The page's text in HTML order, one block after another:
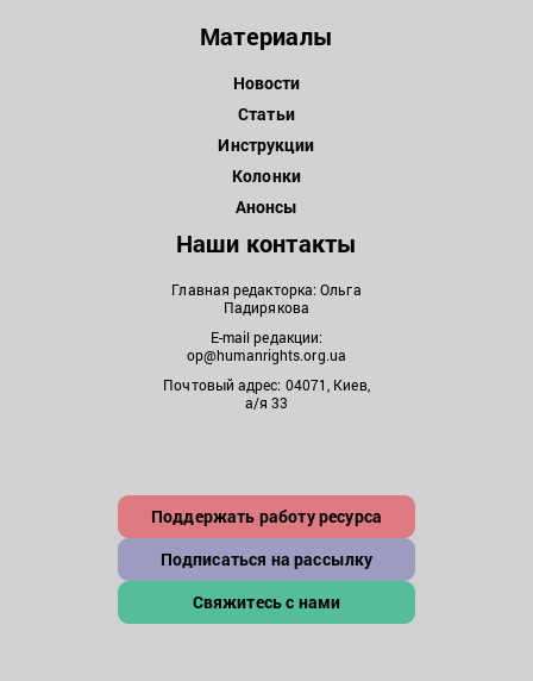
Материалы
Новости
Статьи
Инструкции
Колонки
Анонсы
Наши контакты
Главная редакторка: Ольга
Падирякова
E-mail редакции:
op@humanrights.org.ua
Почтовый адрес: 04071, Киев,
а/я 33
Поддержать работу ресурса
Подписаться на рассылку
Свяжитесь с нами